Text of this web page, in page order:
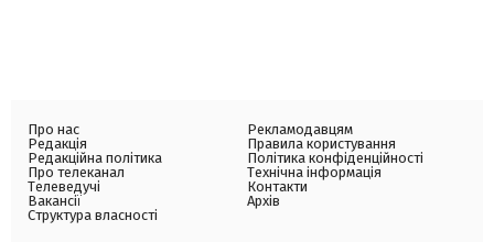
Про нас
Редакція
Редакційна політика
Про телеканал
Телеведучі
Вакансії
Структура власності
Рекламодавцям
Правила користування
Політика конфіденційності
Технічна інформація
Контакти
Архів